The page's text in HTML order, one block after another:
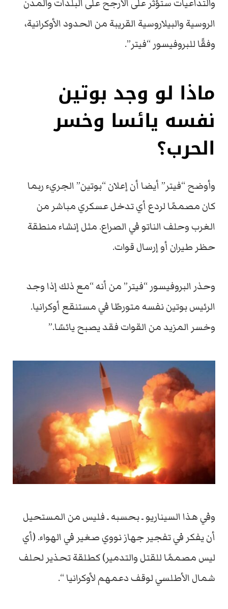
والتداعيات ستؤثر على الأرجح على البلدات والمدن
الروسية والبيلاروسية القريبة من الحدود الأوكرانية،
وفقًا للبروفيسور “فيتر”.
ماذا لو وجد بوتين
نفسه يائسا وخسر
الحرب؟
وأوضح “فيتر” أيضا أن إعلان “بوتين” الجريء ربما
كان مصممًا لردع أي تدخل عسكري مباشر من
الغرب وحلف الناتو في الصراع. مثل إنشاء منطقة
حظر طيران أو إرسال قوات.
وحذر البروفيسور “فيتر” من أنه “مع ذلك إذا وجد
الرئيس بوتين نفسه متورطًا في مستنقع أوكرانيا.
وخسر المزيد من القوات فقد يصبح يائسًا.”
وفي هذا السيناريو ـ بحسبه ـ فليس من المستحيل
أن يفكر في تفجير جهاز نووي صغير في الهواء. (أي
ليس مصممًا للقتل والتدمير) كطلقة تحذير لحلف
شمال الأطلسي لوقف دعمهم لأوكرانيا “.